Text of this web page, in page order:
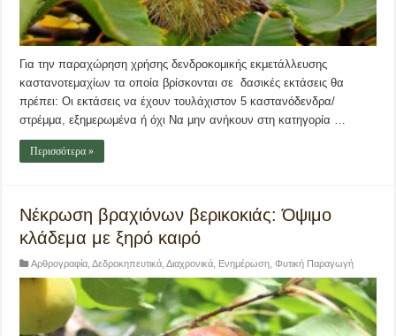
Για την παραχώρηση χρήσης δενδροκομικής εκμετάλλευσης
καστανοτεμαχίων τα οποία βρίσκονται σε δασικές εκτάσεις θα
πρέπει: Οι εκτάσεις να έχουν τουλάχιστον 5 καστανόδενδρα/
στρέμμα, εξημερωμένα ή όχι Να μην ανήκουν στη κατηγορία …
Περισσότερα »
Νέκρωση βραχιόνων βερικοκιάς: Όψιμο
κλάδεμα με ξηρό καιρό
Αρθρογραφία ,Δεδροκηπευτικά ,Διαχρονικά Ενημέρωση ,Φυτική Παραγωγή